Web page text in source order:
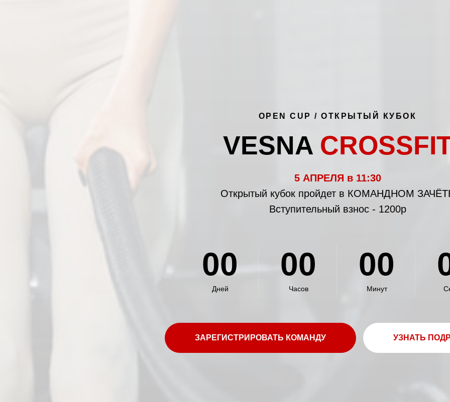
OPEN CUP / ОТКРЫТЫЙ КУБОК
VESNA
5 АПРЕЛЯ в 11:30
Открытый кубок пройдет в КОМАНДНОМ
Вступительный взнос - 1200р
00
Дней
00
Часов
00
Минут
ЗАРЕГИСТРИРОВАТЬ КОМАНДУ УЗНАТЬ